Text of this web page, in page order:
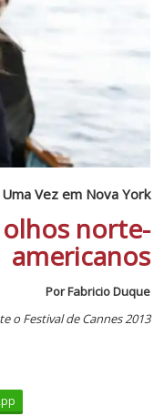
Vez em Nova York
norte-
americanos
Por Fabricio Duque
o Festival de Cannes 2013